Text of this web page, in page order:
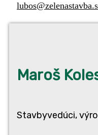
Maroš
Stav­by­ved­úci,